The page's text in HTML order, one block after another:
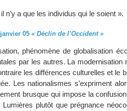
n’y a que les individus qui le soient ».
05 « Déclin de l’Occident »
phénomène de globalisation
par les autres. La modernisation
les différences culturelles et le
Les nationalismes s’expriment
brusque qui impose la
plutôt que prégnance